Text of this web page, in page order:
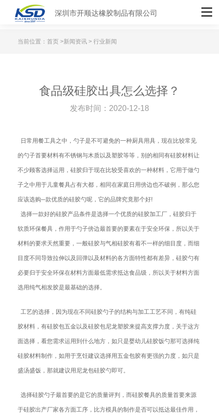
深圳市开顺达橡胶制品有限公司
当前位置： 首页>新闻资讯> 行业新闻
食品级硅胶出具怎么选择？
发布时间：2020-12-18
日常用餐工具之中，勺子是不可避免的一种厨具用具，现在比较常见
的勺子首要材料有不锈钢与木质以及塑胶等等，别的相同有硅胶材料让
不少顾客选择运用，硅胶归于现在比较受喜欢的一种材料，它用于做勺
子之中用于儿童餐具占有大都，相同在家庭日用傍边也不破例，那么您
应该选购─款优质的硅胶勺呢，它的品牌究竟那个好!
选择一款好的硅胶产品条件是选择一个优质的硅胶加工厂，硅胶归于
软质环保餐具，作用于勺子傍边最首要的要素在于安全环保，所以关于
材料的要求天然重要，一般硅胶与气相硅胶有着不一样的细目度，而细
目度不同导致拉伸以及回弹以及材料的各方面特性都有差异，硅胶勺有
必要归于安全环保在材料方面最低需求抵达食品级，所以关于材料方面
选用纯气相发胶是最基础的选择。
工艺的选择，因为现在不同硅胶勺子的结构与加工工艺不同，有纯硅
胶材料，有硅胶包五金以及硅胶包尼龙塑胶来提高支撑力度，关于这方
面选择，看您需求运用到什么地方，如只是婴幼儿硅胶饭勺那可选择纯
硅胶材料制作，如用于烹饪建议选择用五金包胶有更强的力度，如只是
盛汤盛饭，那就建议用尼龙包硅胶勺即可。
选择硅胶勺子最首要的是它的质量评判，而硅胶餐具的质量首要来源
于硅胶出产厂家各方面工序，比方模具的制作是否可以抵达最佳作用，